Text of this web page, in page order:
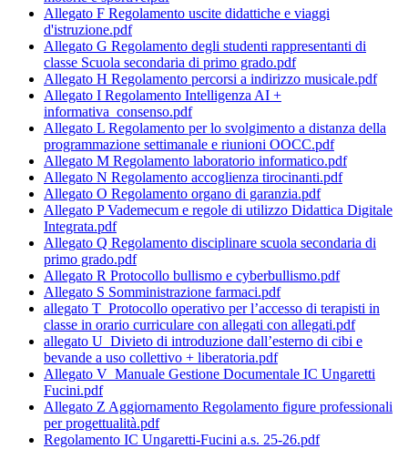
Allegato F Regolamento uscite didattiche e viaggi
d'istruzione.pdf
Allegato G Regolamento degli studenti rappresentanti di
classe Scuola secondaria di primo grado.pdf
Allegato H Regolamento percorsi a indirizzo musicale.pdf
Allegato I Regolamento Intelligenza AI +
informativa_consenso.pdf
Allegato L Regolamento per lo svolgimento a distanza della
programmazione settimanale e riunioni OOCC.pdf
Allegato M Regolamento laboratorio informatico.pdf
Allegato N Regolamento accoglienza tirocinanti.pdf
Allegato O Regolamento organo di garanzia.pdf
Allegato P Vademecum e regole di utilizzo Didattica Digitale
Integrata.pdf
Allegato Q Regolamento disciplinare scuola secondaria di
primo grado.pdf
Allegato R Protocollo bullismo e cyberbullismo.pdf
Allegato S Somministrazione farmaci.pdf
allegato T_Protocollo operativo per l’accesso di terapisti in
classe in orario curriculare con allegati con allegati.pdf
allegato U_Divieto di introduzione dall’esterno di cibi e
bevande a uso collettivo + liberatoria.pdf
Allegato V_Manuale Gestione Documentale IC Ungaretti
Fucini.pdf
Allegato Z Aggiornamento Regolamento figure professionali
per progettualità.pdf
Regolamento IC Ungaretti-Fucini a.s. 25-26.pdf